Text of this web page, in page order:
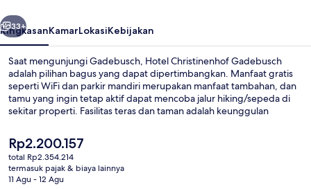
Berikutnya
33+
RingkasanKamarLokasiKebijakan
Saat mengunjungi Gadebusch, Hotel Christinenhof Gadebusch
adalah pilihan bagus yang dapat dipertimbangkan. Manfaat gratis
seperti WiFi dan parkir mandiri merupakan manfaat tambahan, dan
tamu yang ingin tetap aktif dapat mencoba jalur hiking/sepeda di
sekitar properti. Fasilitas teras dan taman adalah keunggulan
Harga
saat
ini
Rp2.200.157
Rp2.200.157
total Rp2.354.214
termasuk pajak & biaya lainnya
11 Agu - 12 Agu